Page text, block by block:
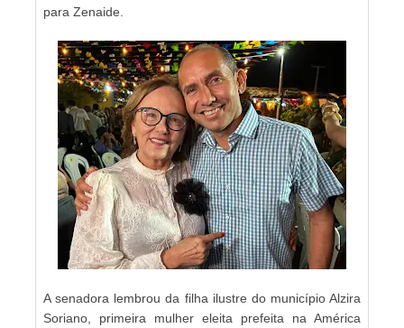
para Zenaide.
A senadora lembrou da filha ilustre do município Alzira
Soriano, primeira mulher eleita prefeita na América